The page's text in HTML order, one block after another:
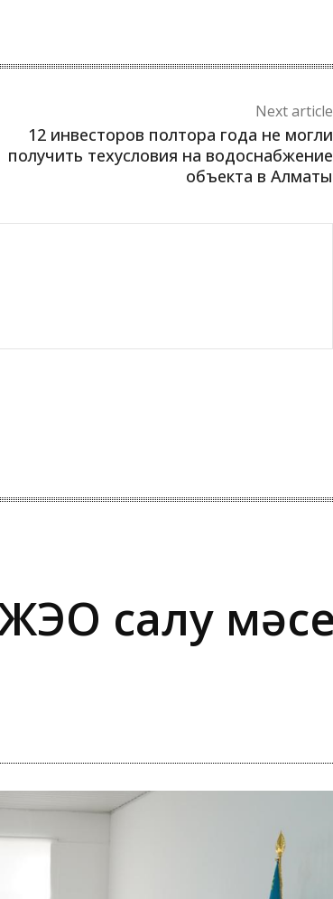
Next article
12 инвесторов полтора года не могли
получить техусловия на водоснабжение
объекта в Алматы